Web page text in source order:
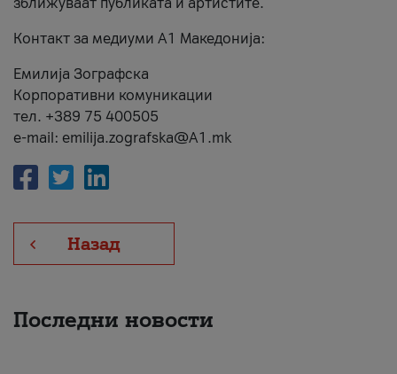
Контакт за медиуми А1 Македонија:
Емилија Зографска
Корпоративни комуникации
тел. +389 75 400505
e-mail: emilija.zografska@A1.mk
Назад
Последни новости